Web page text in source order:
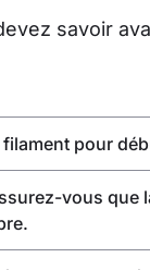
savoir
filament pour
vous que